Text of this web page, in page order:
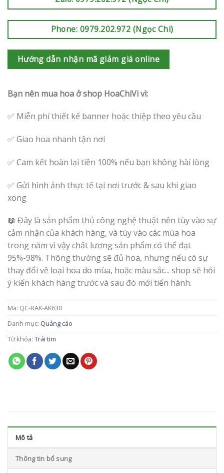
Phone: 0979.202.972 (Ngọc Chi)
Hướng dẫn nhận mã giảm giá online
Bạn nên mua hoa ở shop HoaChiVi vì:
✅ Miễn phí thiết kế banner hoặc thiệp theo yêu cầu
✅ Giao hoa nhanh tận nơi
✅ Cam kết hoàn lại tiền 100% nếu bạn không hài lòng
✅ Gửi hình ảnh thực tế tại nơi trước & sau khi giao
xong
📖 Đây là sản phẩm thủ công nghệ thuật nên tùy vào sự
cảm nhận của khách hàng, và tùy vào các mùa hoa
trong năm vì vậy chất lượng sản phẩm có thể đạt
95%-98%. Thông thường sẽ đủ hoa, nhưng nếu có sự
thay đổi về loại hoa do mùa, hoặc màu sắc... shop sẽ hỏi
ý kiến khách hàng trước và sau đó mới tiến hành.
Mã: QC-RAK-AK630
Danh mục: Quảng cáo
Từ khóa: Trái tim
Mô tả
Thông tin bổ sung